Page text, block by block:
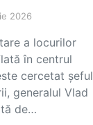
2026
a locurilor
în centrul
cercetat șeful
generalul Vlad
de…